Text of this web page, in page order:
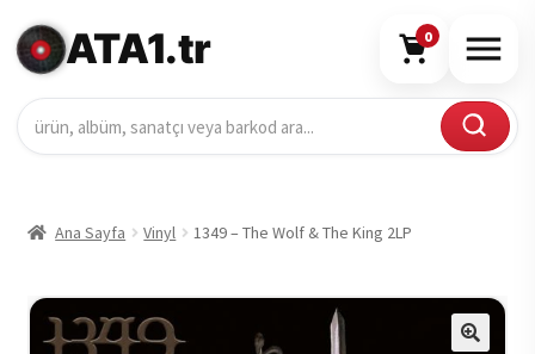
ATA1.tr 0
Ana Sayfa Vinyl 1349 – The Wolf & The King 2LP